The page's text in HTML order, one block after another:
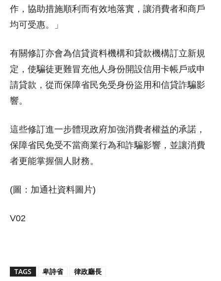
作，協助措施順利而有效地落實，讓消費者和商戶
均可受惠。」
有關修訂亦會為信貸資料機構和貸款機構訂立新規
定，使騙徒更難冒充他人身份開設信用卡帳戶或申
請貸款，從而保障省民免受身份盜用和信貸詐騙影
響。
這些修訂進一步體現政府加強消費者權益的承諾，
保障省民免受不當商業行為和詐騙影響，並讓消費
者更能掌握個人財務。
(圖：加通社資料圖片)
V02
TAGS 卑詩省 律政廳長